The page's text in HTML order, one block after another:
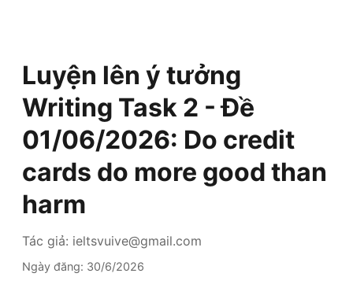
Luyện lên ý tưởng
Writing Task 2 - Đề
01/06/2026: Do credit
cards do more good than
harm
Tác giả: ieltsvuive@gmail.com
Ngày đăng: 30/6/2026